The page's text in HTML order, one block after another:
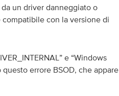
un driver danneggiato o
con la versione di
e “Windows
errore BSOD, che appare